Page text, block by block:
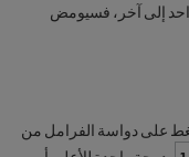
إلى آخر، فسيومض
على دواسة الفرامل من